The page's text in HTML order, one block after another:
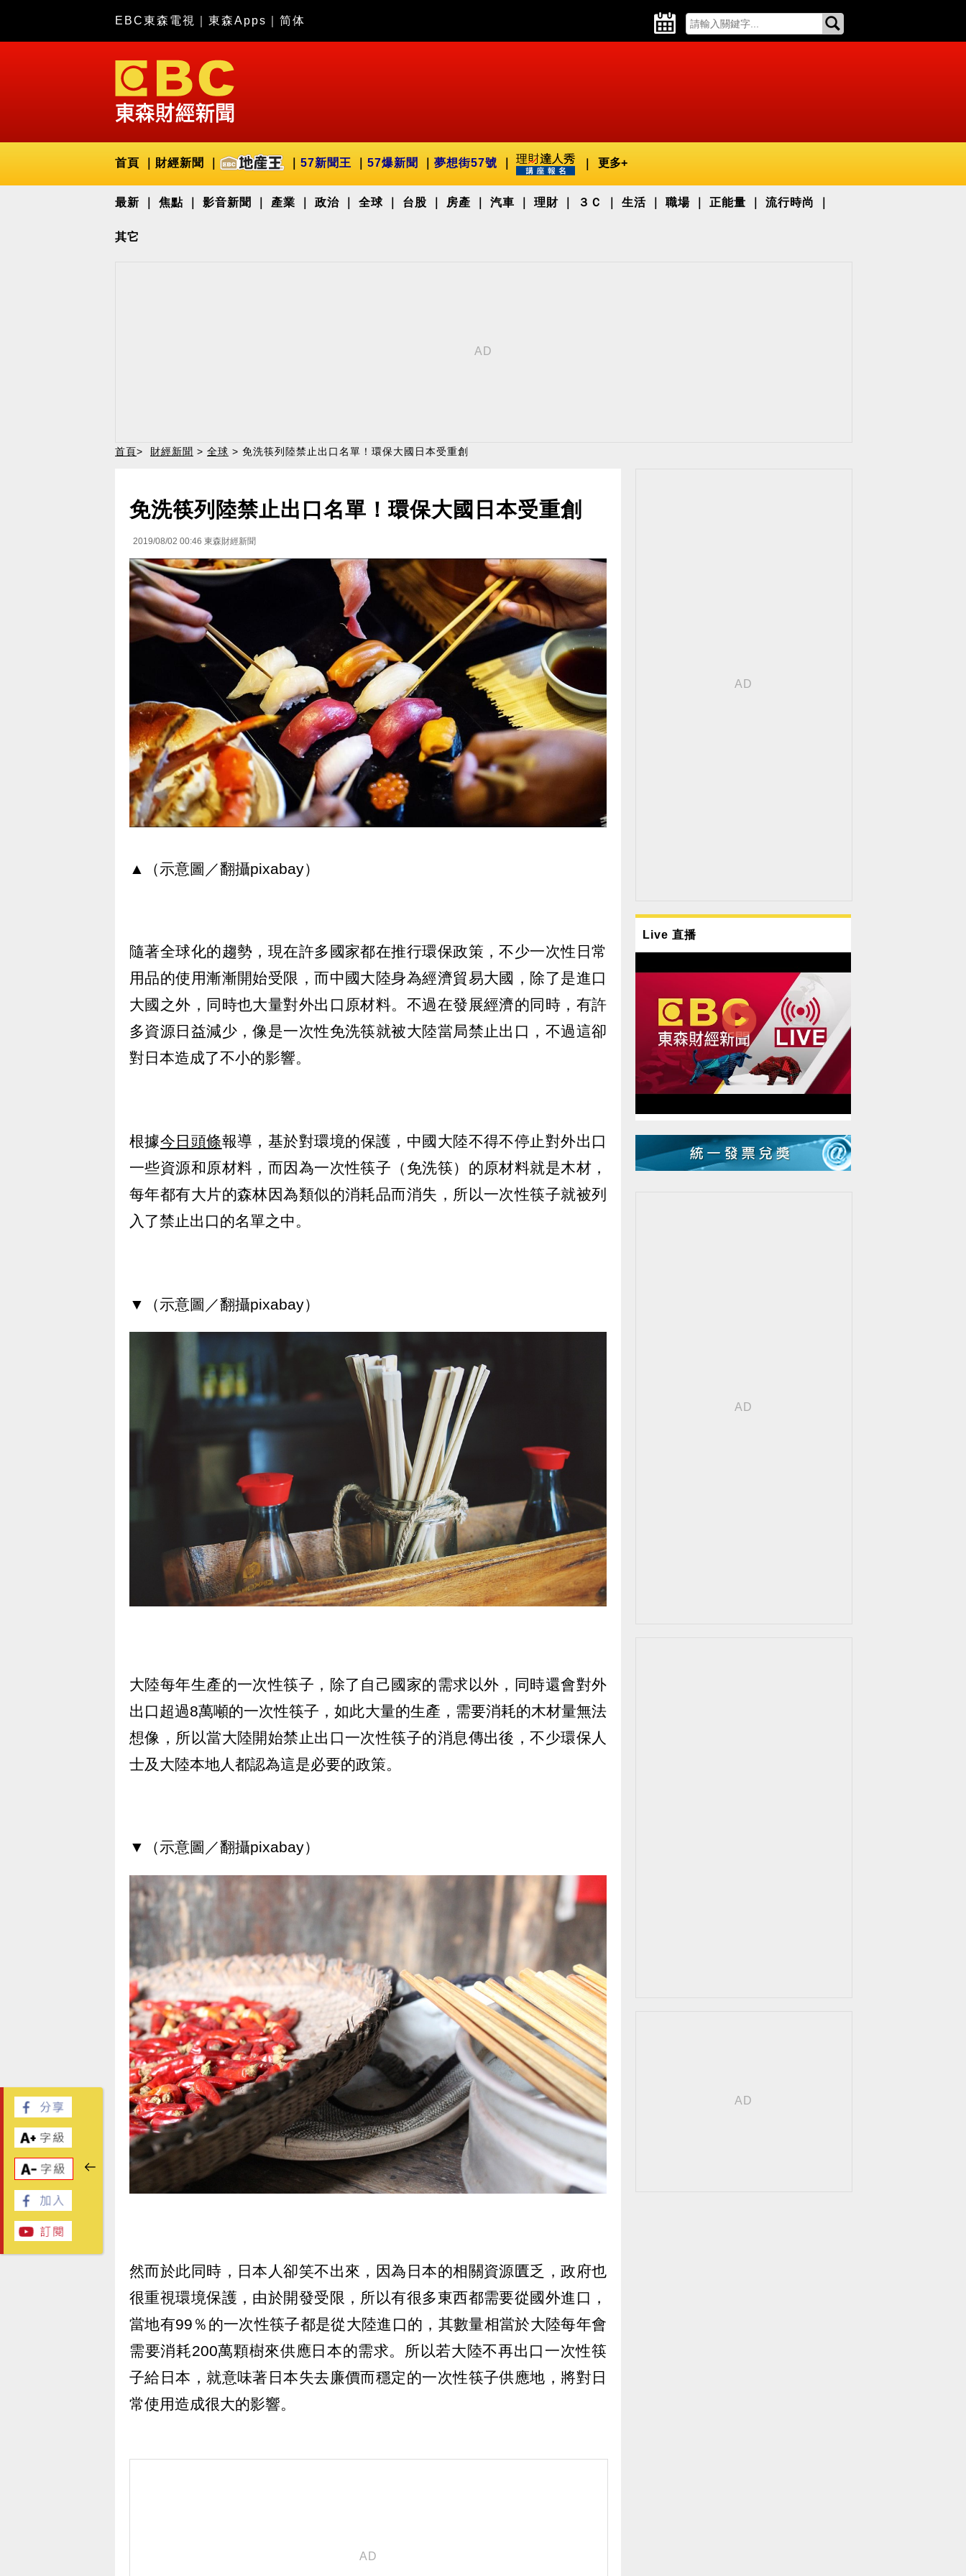
EBC東森電視 東森Apps 简体
首頁 財經新聞 57新聞王 57爆新聞 夢想街57號 更多+
最新 焦點 影音新聞 產業 政治 全球 台股 房產 汽車 理財 ３Ｃ 生活 職場 正能量 流行時尚
其它
首頁> 財經新聞 > 全球 > 免洗筷列陸禁止出口名單！環保大國日本受重創
免洗筷列陸禁止出口名單！環保大國日本受重創
2019/08/02 00:46 東森財經新聞
▲（示意圖／翻攝pixabay）
隨著全球化的趨勢，現在許多國家都在推行環保政策，不少一次性日常
用品的使用漸漸開始受限，而中國大陸身為經濟貿易大國，除了是進口
大國之外，同時也大量對外出口原材料。不過在發展經濟的同時，有許
多資源日益減少，像是一次性免洗筷就被大陸當局禁止出口，不過這卻
對日本造成了不小的影響。
根據今日頭條報導，基於對環境的保護，中國大陸不得不停止對外出口
一些資源和原材料，而因為一次性筷子（免洗筷）的原材料就是木材，
每年都有大片的森林因為類似的消耗品而消失，所以一次性筷子就被列
入了禁止出口的名單之中。
▼（示意圖／翻攝pixabay）
大陸每年生產的一次性筷子，除了自己國家的需求以外，同時還會對外
出口超過8萬噸的一次性筷子，如此大量的生產，需要消耗的木材量無法
想像，所以當大陸開始禁止出口一次性筷子的消息傳出後，不少環保人
士及大陸本地人都認為這是必要的政策。
▼（示意圖／翻攝pixabay）
然而於此同時，日本人卻笑不出來，因為日本的相關資源匱乏，政府也
很重視環境保護，由於開發受限，所以有很多東西都需要從國外進口，
當地有99％的一次性筷子都是從大陸進口的，其數量相當於大陸每年會
需要消耗200萬顆樹來供應日本的需求。所以若大陸不再出口一次性筷
子給日本，就意味著日本失去廉價而穩定的一次性筷子供應地，將對日
常使用造成很大的影響。
Live 直播